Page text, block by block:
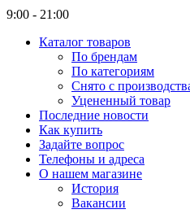
9:00 - 21:00
Каталог товаров
По брендам
По категориям
Снято с
Уцененный товар
Последние новости
Как купить
Задайте вопрос
Телефоны и адреса
О нашем магазине
История
Вакансии